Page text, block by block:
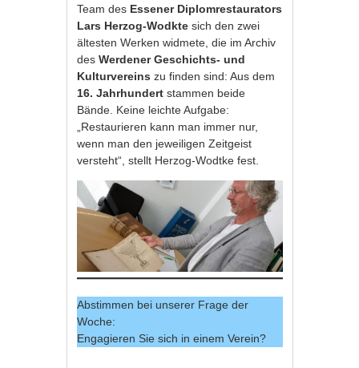
Team des Essener Diplomrestaurators
Lars Herzog-Wodkte sich den zwei
ältesten Werken widmete, die im Archiv
desWerdener Geschichts- und
Kulturvereins zu finden sind: Aus dem
16. Jahrhundert stammen beide
Bände. Keine leichte Aufgabe:
„Restaurieren kann man immer nur,
wenn man den jeweiligen Zeitgeist
versteht“, stellt Herzog-Wodtke fest.
Abstimmen bei unserer Frage der
Woche:
Engagieren Sie sich in einem Verein?